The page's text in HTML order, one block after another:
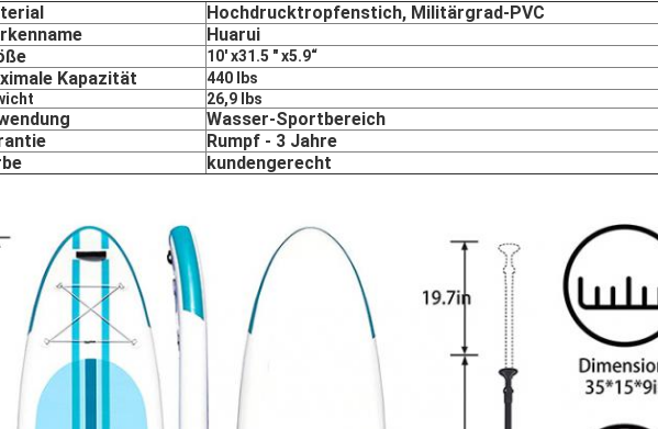
Hochdrucktropfenstich, Militärgrad-PVC
Huarui
10' x31.5 " x5.9“
Kapazität
440 lbs
26,9 lbs
Wasser-Sportbereich
Rumpf - 3 Jahre
kundengerecht